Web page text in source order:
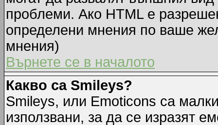
проблеми. Ако HTML е
определени мнения по ваше
мнения)
Върнете се в началото
Какво са Smileys?
Smileys, или Emoticons са
използвани, за да се изразят